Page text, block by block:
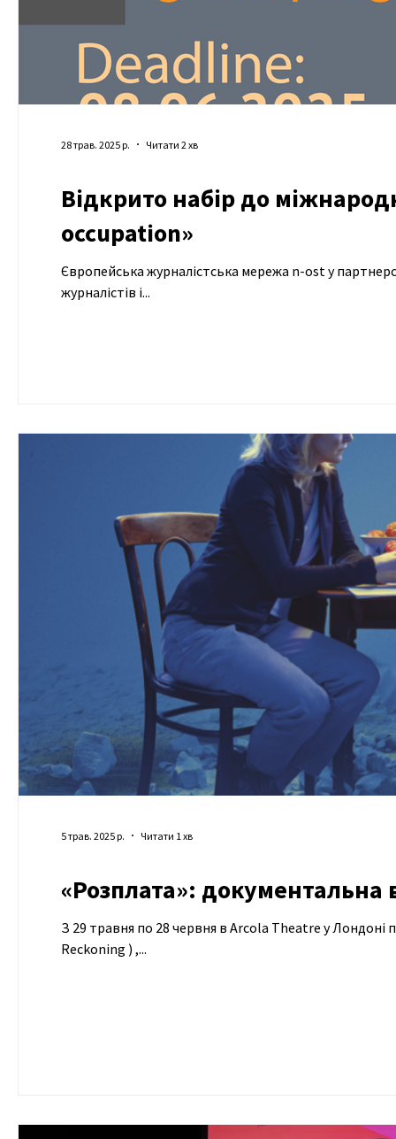
Відкрито набір до
occupation»
Європейська журналістська мережа n-ost у партнерстві з Лабораторією журналістики суспільного інтересу запрошу 16
журналістів і...
28 трав. 2025 р. Читати 2 хв
«Розплата»: документальна
З 29 травня по 28 червня в Arcola Theatre у Лондоні проходитиме світова прем’єра документальної вистави «Розплата» ( The
Reckoning ) ,...
5 трав. 2025 р. Читати 1 хв